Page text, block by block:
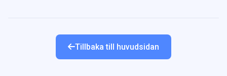
Tillbaka till huvudsidan